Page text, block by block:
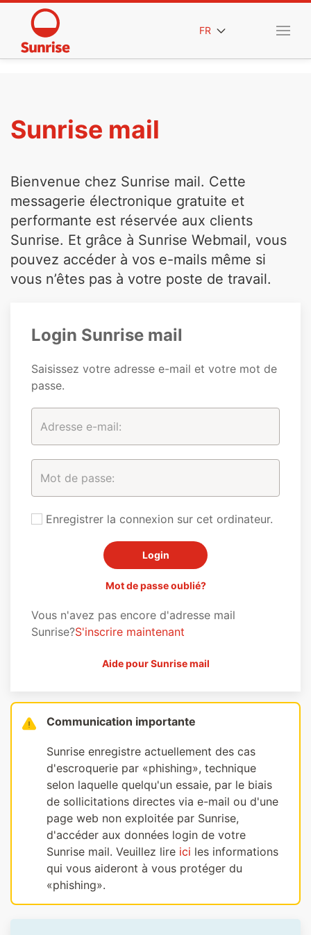
FR
Sunrise mail
Bienvenue chez Sunrise mail. Cette
messagerie électronique gratuite et
performante est réservée aux clients
Sunrise. Et grâce à Sunrise Webmail, vous
pouvez accéder à vos e-mails même si
vous n’êtes pas à votre poste de travail.
Login Sunrise mail
Saisissez votre adresse e-mail et votre mot de
passe.
Enregistrer la connexion sur cet ordinateur.
Mot de passe oublié?
Vous n'avez pas encore d'adresse mail
Sunrise?S'inscrire maintenant
Aide pour Sunrise mail
Communication importante
Sunrise enregistre actuellement des cas
d'escroquerie par «phishing», technique
selon laquelle quelqu'un essaie, par le biais
de sollicitations directes via e-mail ou d'une
page web non exploitée par Sunrise,
d'accéder aux données login de votre
Sunrise mail. Veuillez lire ici les informations
qui vous aideront à vous protéger du
«phishing».